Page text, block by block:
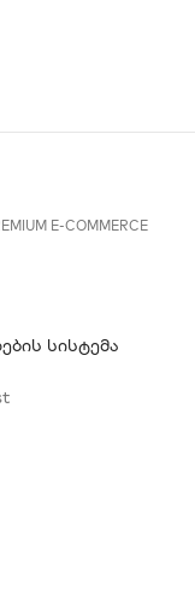
E-COMMERCE
სისტემა